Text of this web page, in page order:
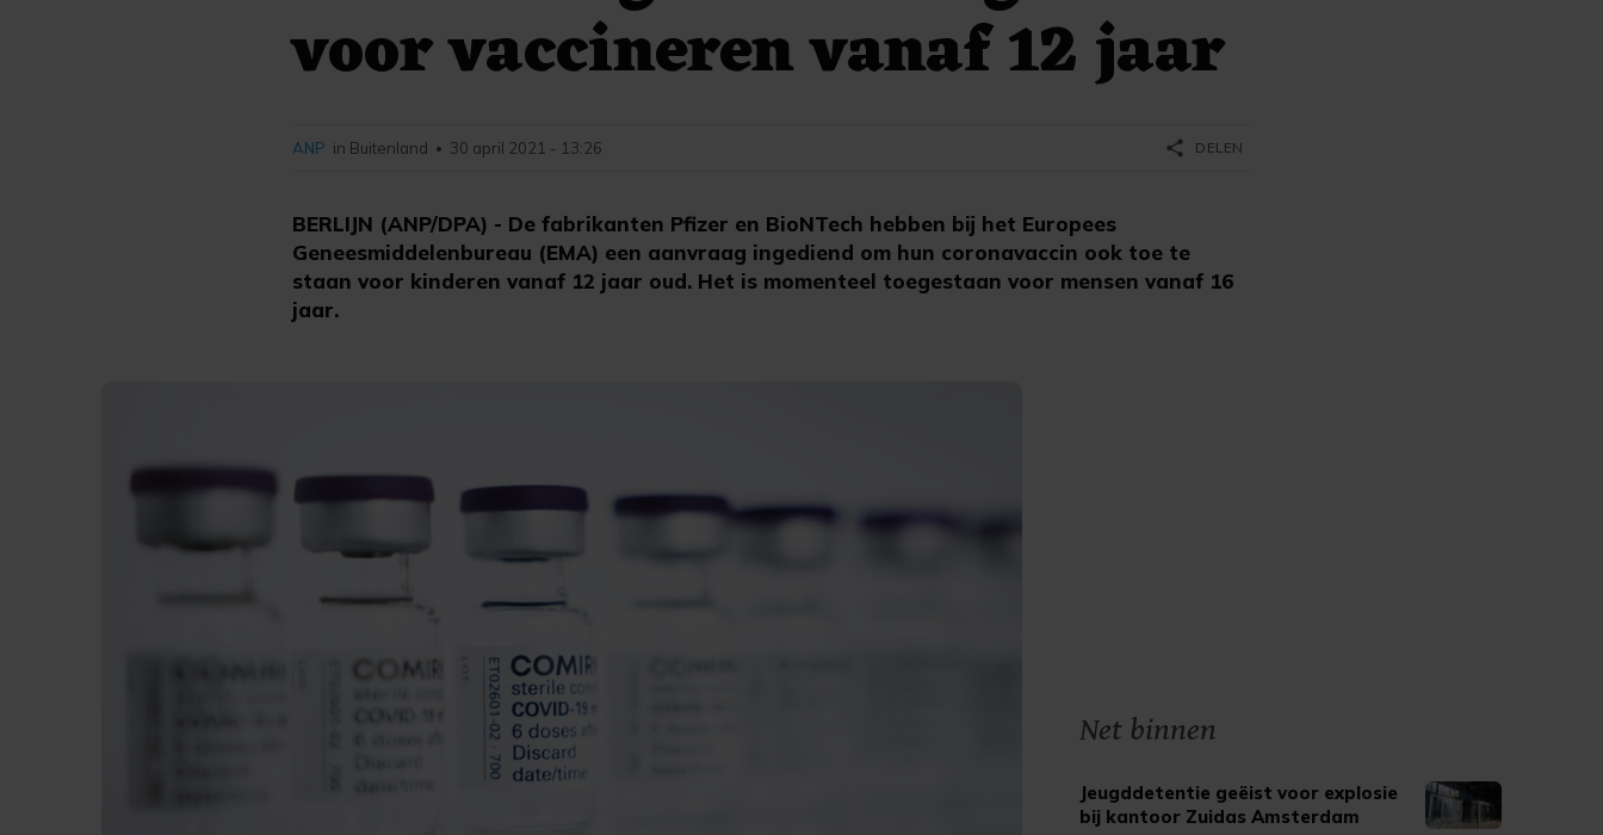
voor vaccineren vanaf 12 jaar
BERLIJN (ANP/DPA) - De fabrikanten Pfizer en BioNTech hebben bij het Europees
Geneesmiddelenbureau (EMA) een aanvraag ingediend om hun coronavaccin ook toe te
staan voor kinderen vanaf 12 jaar oud. Het is momenteel toegestaan voor mensen vanaf 16
jaar.
ANP in Buitenland • 30 april 2021 - 13:26 share DELEN
Net binnen
Jeugddetentie geëist voor explosie
bij kantoor Zuidas Amsterdam